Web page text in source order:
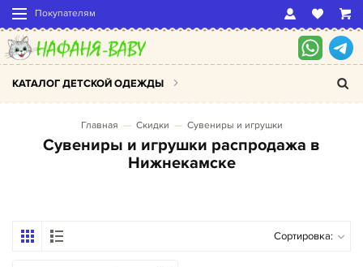
Покупателям
КАТАЛОГ ДЕТСКОЙ ОДЕЖДЫ
Главная Скидки Сувениры и игрушки
Сувениры и игрушки распродажа в
Нижнекамске
Сортировка: